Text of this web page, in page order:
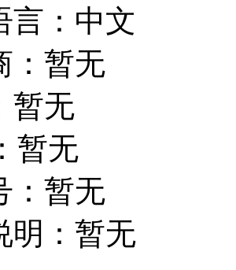
： 中文
暂无
暂无
暂无
暂无
： 暂无